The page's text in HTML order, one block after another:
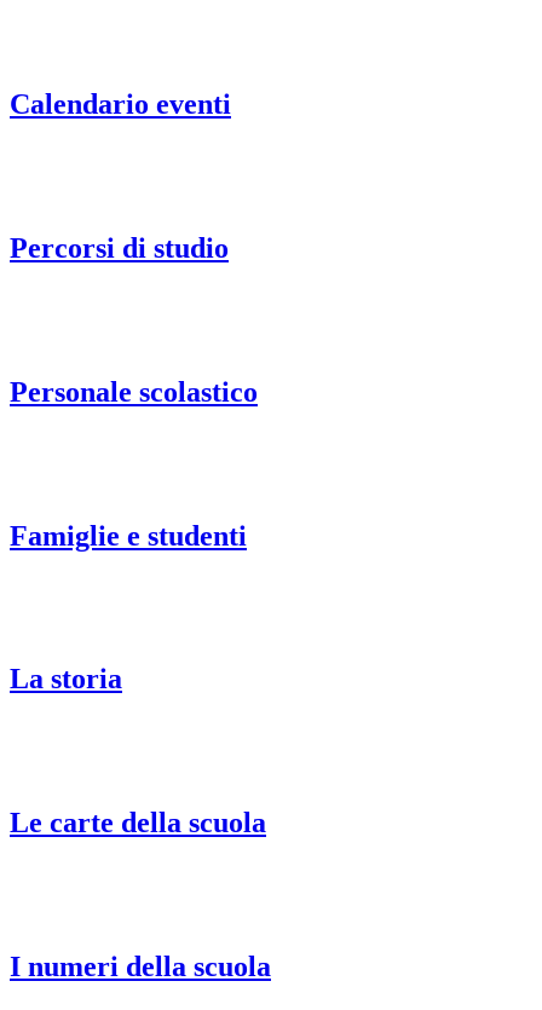
Calendario eventi
Percorsi di studio
Personale scolastico
Famiglie e studenti
La storia
Le carte della scuola
I numeri della scuola